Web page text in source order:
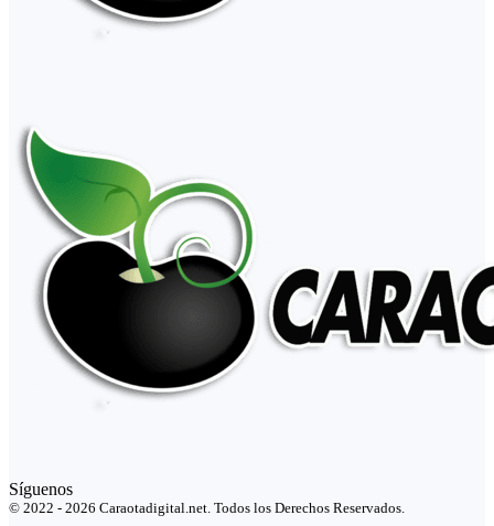
Síguenos
© 2022 - 2026 Caraotadigital.net. Todos los Derechos Reservados.